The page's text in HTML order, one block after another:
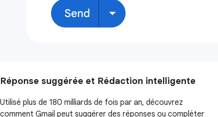
Réponse suggérée et Rédaction intelligente
Utilisé plus de 180 milliards de fois par an, découvrez
comment Gmail peut suggérer des réponses ou compléter